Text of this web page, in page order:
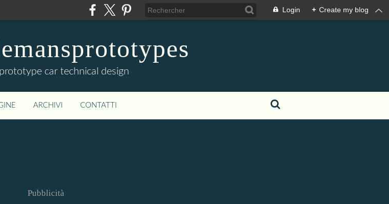
Login + Create my blog
car technical design
ARCHIVI CONTATTI
Pubblicità